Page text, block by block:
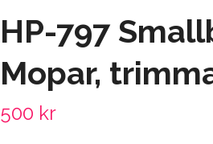
HP-797
Mopar,
500 kr